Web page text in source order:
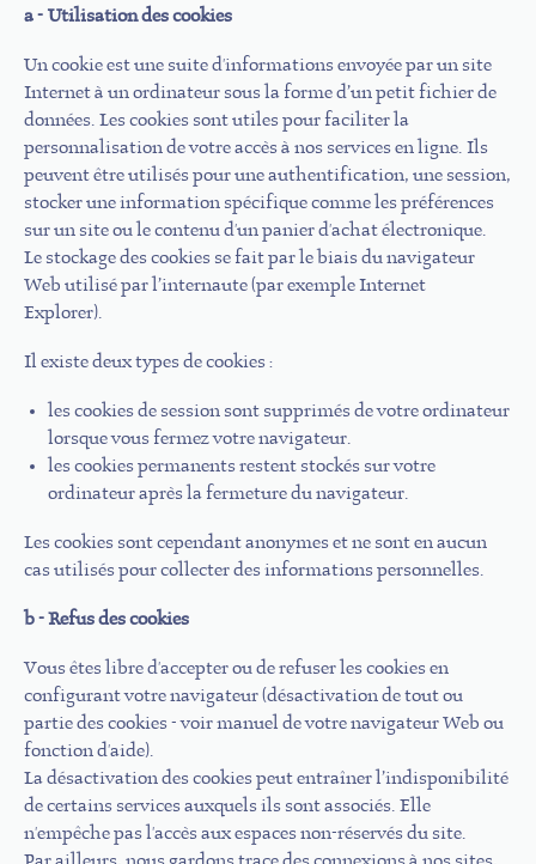
a - Utilisation des cookies
Un cookie est une suite d'informations envoyée par un site
Internet à un ordinateur sous la forme d’un petit fichier de
données. Les cookies sont utiles pour faciliter la
personnalisation de votre accès à nos services en ligne. Ils
peuvent être utilisés pour une authentification, une session,
stocker une information spécifique comme les préférences
sur un site ou le contenu d'un panier d'achat électronique.
Le stockage des cookies se fait par le biais du navigateur
Web utilisé par l’internaute (par exemple Internet
Explorer).
Il existe deux types de cookies :
les cookies de session sont supprimés de votre ordinateur
lorsque vous fermez votre navigateur.
les cookies permanents restent stockés sur votre
ordinateur après la fermeture du navigateur.
Les cookies sont cependant anonymes et ne sont en aucun
cas utilisés pour collecter des informations personnelles.
b - Refus des cookies
Vous êtes libre d'accepter ou de refuser les cookies en
configurant votre navigateur (désactivation de tout ou
partie des cookies - voir manuel de votre navigateur Web ou
fonction d'aide).
La désactivation des cookies peut entraîner l’indisponibilité
de certains services auxquels ils sont associés. Elle
n'empêche pas l'accès aux espaces non-réservés du site.